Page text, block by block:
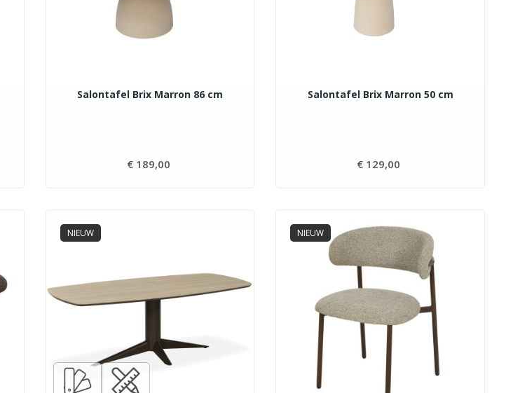
Salontafel Brix Marron 86 cm
€ 189,00
Salontafel Brix Marron 50 cm
€ 129,00
NIEUW NIEUW